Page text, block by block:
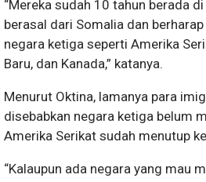
“Mereka sudah 10 tahun berada
berasal dari Somalia dan
negara ketiga seperti Amerika
Baru, dan Kanada,” katanya.
Menurut Oktina, lamanya para
disebabkan negara ketiga belum
Amerika Serikat sudah menutup
“Kalaupun ada negara yang mau